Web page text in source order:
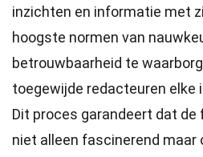
inzichten en informatie met
hoogste normen van
betrouwbaarheid te
toegewijde redacteuren elke
Dit proces garandeert dat de
niet alleen fascinerend maar